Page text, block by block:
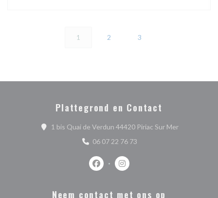
1 2 3
Plattegrond en Contact
1 bis Quai de Verdun 44420 Piriac Sur Mer((opent in
06 07 22 76 73
Facebook ((opent in een nieuw
Instagram ((opent in een
Neem contact met ons op